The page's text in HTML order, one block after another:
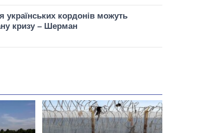
українських кордонів можуть
кризу – Шерман